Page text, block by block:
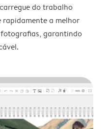
do trabalho
a melhor
garantindo